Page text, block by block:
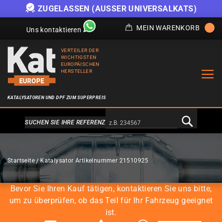
ZUGELASSEN (AUSSER UNIVERSALKATS)
Uns kontaktieren MEIN WARENKORB
VERTEILER DER
WICHTIGSTEN
EUROPÄISCHEN
HERSTELLER
KATALYSATOREN UND DPF ZUM SUPERPREIS
Alternativa a Doofinder
SUCHEN SIE IHRE REFERENZ
KATALYSATOREN
Startseite Katalysator Artikelnummer 21510925
Bevor Sie Ihren Kauf tätigen, kontaktieren Sie uns bitte,
um zu überprüfen, ob das Teil für Ihr Fahrzeug geeignet
ist.